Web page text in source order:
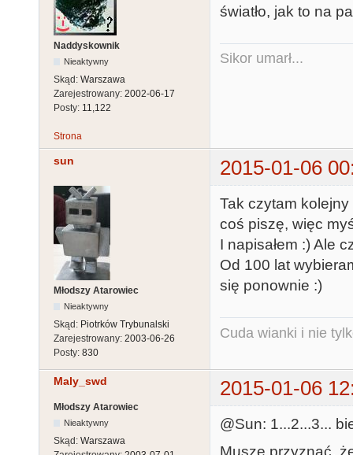
Naddyskownik
Nieaktywny
Skąd: Warszawa
Zarejestrowany: 2002-06-17
Posty: 11,122
światło, jak to na
Sikor umarł...
Strona
sun 2015-01-06
Młodszy Atarowiec
Nieaktywny
Skąd: Piotrków Trybunalski
Zarejestrowany: 2003-06-26
Posty: 830
Tak czytam
coś piszę, więc
I napisałem :) Ale
Od 100 lat
się ponownie :)
Cuda wianki i nie
Maly_swd 2015-01-06
Młodszy Atarowiec
Nieaktywny
Skąd: Warszawa
@Sun: 1...2...3...
Muszę przyznać,